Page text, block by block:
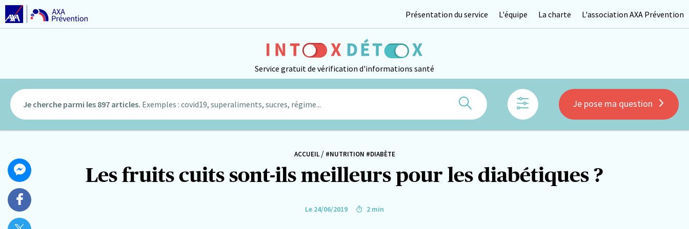
Service gratuit de vérification d'informations santé
Présentation du service L'équipe La charte L'association AXA Prévention
Je cherche parmi les 897 articles. Exemples : covid19, superaliments, sucres, régime... Rechercher Je pose ma question
ACCUEIL/ #NUTRITION #DIABÈTE
Les fruits cuits sont-ils meilleurs pour les diabétiques ?
Le 24/06/2019 2 min
Partager
cet
article
Partager
sur
Messenger
Partager
sur